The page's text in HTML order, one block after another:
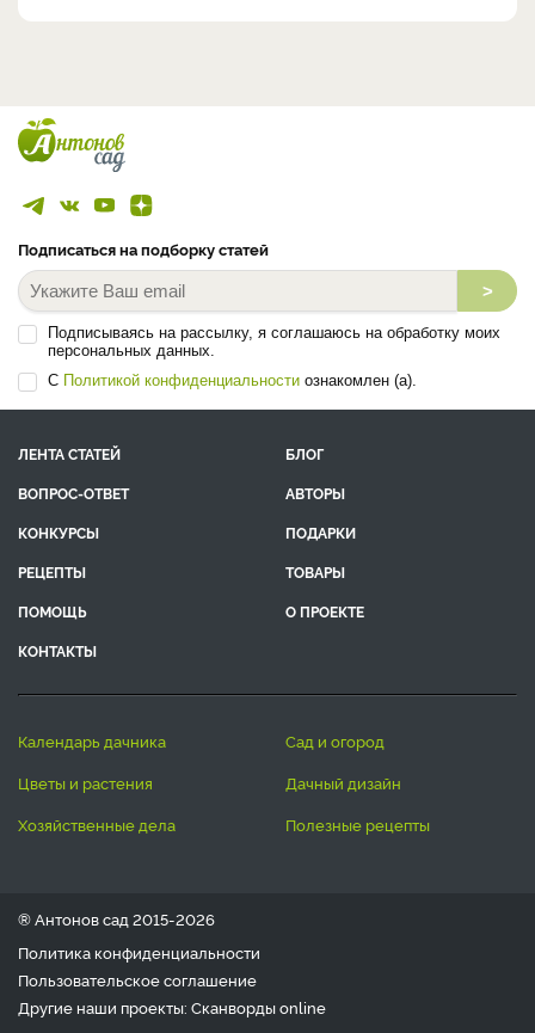
Подписаться на подборку статей
>
Подписываясь на рассылку, я соглашаюсь на обработку моих
персональных данных.
С Политикой конфиденциальности ознакомлен (а).
ЛЕНТА СТАТЕЙ
БЛОГ
ВОПРОС-ОТВЕТ
АВТОРЫ
КОНКУРСЫ
ПОДАРКИ
РЕЦЕПТЫ
ТОВАРЫ
ПОМОЩЬ
О ПРОЕКТЕ
КОНТАКТЫ
календарь дачника
сад и огород
цветы и растения
дачный дизайн
хозяйственные дела
полезные рецепты
® Антонов сад 2015-2026
Политика конфиденциальности
Пользовательское соглашение
Другие наши проекты: Сканвордыonline